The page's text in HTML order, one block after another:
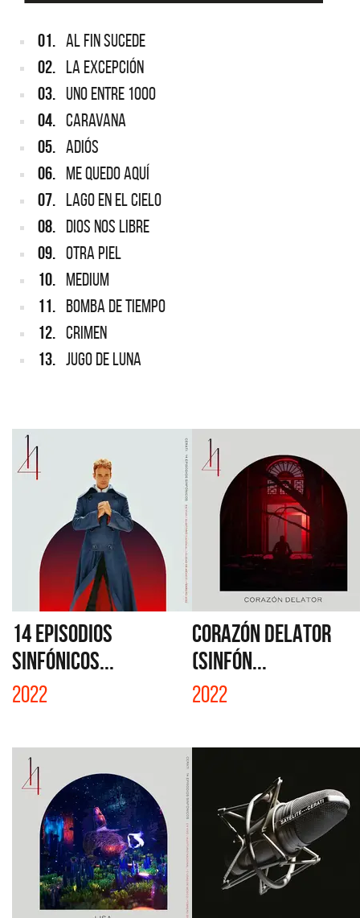
01. AL FIN SUCEDE
02. LA EXCEPCIÓN
03. UNO ENTRE 1000
04. CARAVANA
05. ADIÓS
06. ME QUEDO AQUÍ
07. LAGO EN EL CIELO
08. DIOS NOS LIBRE
09. OTRA PIEL
10. MEDIUM
11. BOMBA DE TIEMPO
12. CRIMEN
13. JUGO DE LUNA
14 EPISODIOS
SINFÓNICOS...
2022
CORAZÓN DELATOR
(SINFÓN...
2022